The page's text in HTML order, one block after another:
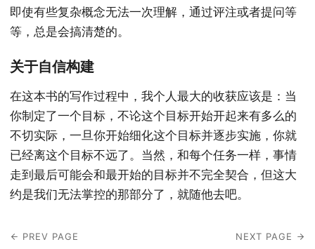
即使有些复杂概念无法一次理解，通过评注或者提问等
等，总是会搞清楚的。
关于自信构建
在这本书的写作过程中，我个人最大的收获应该是：当
你制定了一个目标，不论这个目标开始开起来有多么的
不切实际，一旦你开始细化这个目标并逐步实施，你就
已经离这个目标不远了。当然，和每个任务一样，事情
走到最后可能会和最开始的目标并不完全契合，但这大
约是我们无法掌控的那部分了，就随他去吧。
PREV PAGE NEXT PAGE